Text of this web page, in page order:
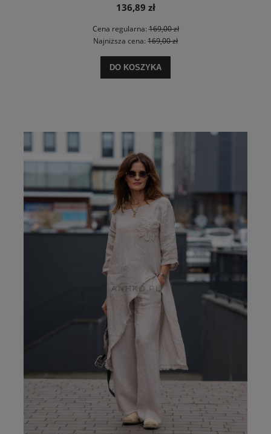
136,89 zł
Cena regularna:169,00 zł
Najniższa cena: 169,00 zł
DO KOSZYKA